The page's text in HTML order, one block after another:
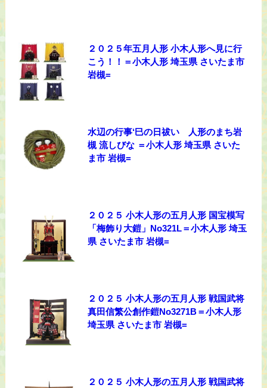
２０２５年五月人形 小木人形へ見に行
こう！！＝小木人形 埼玉県 さいたま市
岩槻=
水辺の行事‘巳の日祓い 人形のまち岩
槻 流しびな ＝小木人形 埼玉県 さいた
ま市 岩槻=
２０２５ 小木人形の五月人形 国宝模写
「梅飾り大鎧」No321L＝小木人形 埼玉
県 さいたま市 岩槻=
２０２５ 小木人形の五月人形 戦国武将
真田信繁公創作鎧No3271B＝小木人形
埼玉県 さいたま市 岩槻=
２０２５ 小木人形の五月人形 戦国武将